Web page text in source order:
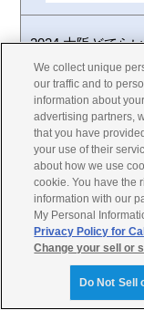
2024 大阪どてら
（日本）
METALTECH 2024
（マレーシア）
We collect unique
our traffic and to
information about
advertising partners,
that you have
your use of their
about how we use
cookie. You have the
information with our
My Personal
Privacy Policy for
Change your sell or
Do Not Sell